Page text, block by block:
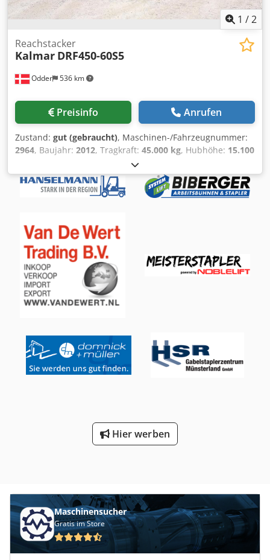
1 /2
Odder 536 km
Reachstacker
Kalmar DRF450-60S5
Preisinfo Anrufen
Zustand: gut (gebraucht), Maschinen-/Fahrzeugnummer:
2964, Baujahr: 2012, Tragkraft: 45.000 kg, Hubhöhe: 15.100
, Gesamtlänge:
Gesamtbreite:4.160 mm, Betriebsgewicht:70.500 kg,
zusätzliche Ausstattungsmerkmale:Warning triangle,
Hydraulic sliding cabin
, Ausstattung:Beleuchtung, Kalmar
Pneumatic Chsdpfx Aeyuh Abolcja Wheel type – Steering
wheel: Pneumatic Wheel size – Drive wheel: 18.00-25
Wheel size – Steering wheel: 18.00-25
Hier werben
Maschinensucher
Gratis im Store